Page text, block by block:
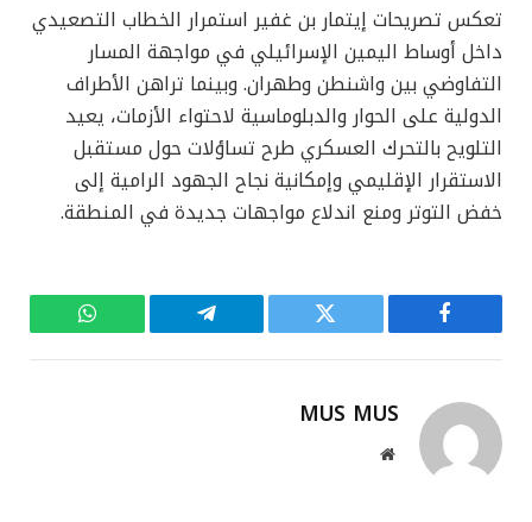
تعكس تصريحات إيتمار بن غفير استمرار الخطاب التصعيدي
داخل أوساط اليمين الإسرائيلي في مواجهة المسار
التفاوضي بين واشنطن وطهران. وبينما تراهن الأطراف
الدولية على الحوار والدبلوماسية لاحتواء الأزمات، يعيد
التلويح بالتحرك العسكري طرح تساؤلات حول مستقبل
الاستقرار الإقليمي وإمكانية نجاح الجهود الرامية إلى
خفض التوتر ومنع اندلاع مواجهات جديدة في المنطقة.
فيسبوك تويتر تيلقرام واتساب
MUS MUS
موقع